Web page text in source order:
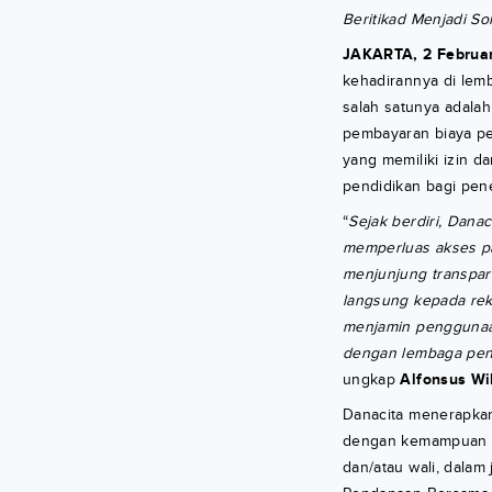
Beritikad Menjadi
JAKARTA, 2
kehadirannya di
salah satunya
pembayaran biaya
yang memiliki izin
pendidikan bagi
“Sejak berdiri,
memperluas akses
menjunjung
langsung kepada
menjamin
dengan lembaga
ungkapAlfonsus
Danacita
dengan
dan/atau wali,